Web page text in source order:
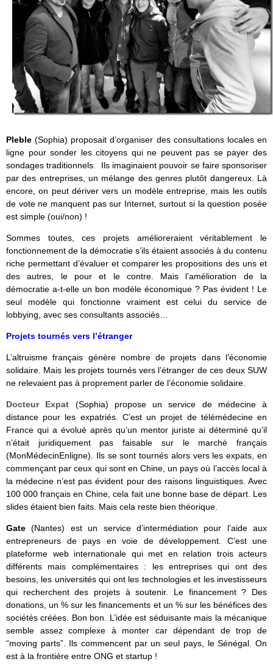
Pleble(Sophia) proposait d’organiser des consultations locales en
ligne pour sonder les citoyens qui ne peuvent pas se payer des
sondages traditionnels. Ils imaginaient pouvoir se faire sponsoriser
par des entreprises, un mélange des genres plutôt dangereux. Là
encore, on peut dériver vers un modèle entreprise, mais les outils
de vote ne manquent pas sur Internet, surtout si la question posée
est simple (oui/non) !
Sommes toutes, ces projets amélioreraient véritablement le
fonctionnement de la démocratie s’ils étaient associés à du contenu
riche permettant d’évaluer et comparer les propositions des uns et
des autres, le pour et le contre. Mais l’amélioration de la
démocratie a-t-elle un bon modèle économique ? Pas évident ! Le
seul modèle qui fonctionne vraiment est celui du service de
lobbying, avec ses consultants associés…
Projets tournés vers l’étranger
L’altruisme français génère nombre de projets dans l’économie
solidaire. Mais les projets tournés vers l’étranger de ces deux SUW
ne relevaient pas à proprement parler de l’économie solidaire.
Docteur Expat
(Sophia) propose un service de médecine à
distance pour les expatriés. C’est un projet de télémédecine en
France qui a évolué après qu’un mentor juriste ai déterminé qu’il
n’était juridiquement pas faisable sur le marché français
(MonMédecinEnligne). Ils se sont tournés alors vers les expats, en
commençant par ceux qui sont en Chine, un pays où l’accès local à
la médecine n’est pas évident pour des raisons linguistiques. Avec
100 000 français en Chine, cela fait une bonne base de départ. Les
slides étaient bien faits. Mais cela reste bien théorique.
Gate(Nantes) est un service d’intermédiation pour l’aide aux
entrepreneurs de pays en voie de développement. C’est une
plateforme web internationale qui met en relation trois acteurs
différents mais complémentaires : les entreprises qui ont des
besoins, les universités qui ont les technologies et les investisseurs
qui recherchent des projets à soutenir. Le financement ? Des
donations, un % sur les financements et un % sur les bénéfices des
sociétés créées. Bon bon. L’idée est séduisante mais la mécanique
semble assez complexe à monter car dépendant de trop de
“moving parts”. Ils commencent par un seul pays, le Sénégal. On
est à la frontière entre ONG et startup !